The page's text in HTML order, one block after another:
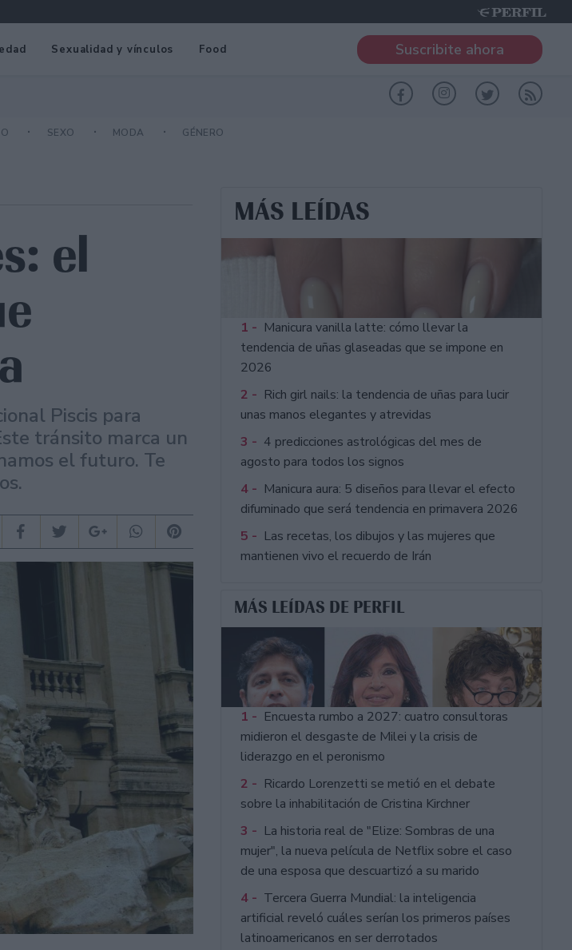
Sexualidad y vínculos Food Suscribite ahora
SEXO MODA GÉNERO
el
Piscis para
tránsito marca un
el futuro. Te
MÁS LEÍDAS
1 - Manicura vanilla latte: cómo llevar la
tendencia de uñas glaseadas que se impone en
2026
2 - Rich girl nails: la tendencia de uñas para lucir
unas manos elegantes y atrevidas
3 - 4 predicciones astrológicas del mes de
agosto para todos los signos
4 - Manicura aura: 5 diseños para llevar el efecto
difuminado que será tendencia en primavera 2026
5 - Las recetas, los dibujos y las mujeres que
mantienen vivo el recuerdo de Irán
MÁS LEÍDAS DE PERFIL
1 - Encuesta rumbo a 2027: cuatro consultoras
midieron el desgaste de Milei y la crisis de
liderazgo en el peronismo
2 - Ricardo Lorenzetti se metió en el debate
sobre la inhabilitación de Cristina Kirchner
3 - La historia real de "Elize: Sombras de una
mujer", la nueva película de Netflix sobre el caso
de una esposa que descuartizó a su marido
4 - Tercera Guerra Mundial: la inteligencia
artificial reveló cuáles serían los primeros países
latinoamericanos en ser derrotados